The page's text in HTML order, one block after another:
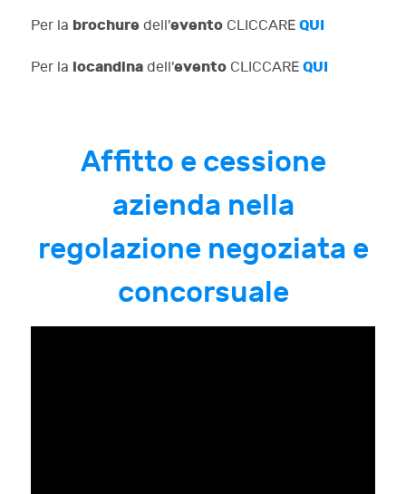
Per la brochure dell'evento CLICCARE QUI
Per la locandina dell'evento CLICCARE QUI
Affitto e cessione
azienda nella
regolazione negoziata e
concorsuale